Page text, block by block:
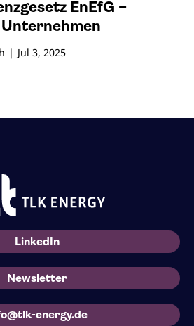
EnEfG –
| Jul 3, 2025
LinkedIn
Newsletter
energy.de